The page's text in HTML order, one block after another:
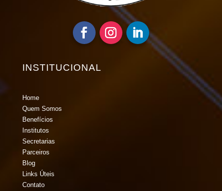
INSTITUCIONAL
Home
Quem Somos
Benefícios
Institutos
Secretarias
Parceiros
Blog
Links Úteis
Contato